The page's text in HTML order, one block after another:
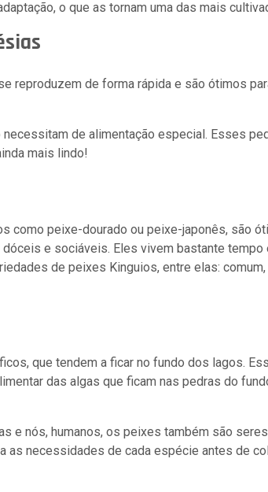
o que as tornam uma das mais
reproduzem de forma rápida e são ótimos
de alimentação especial. Esses
mais lindo!
como peixe-dourado ou peixe-japonês, são
e sociáveis. Eles vivem bastante tempo
de peixes Kinguios, entre elas:
que tendem a ficar no fundo dos lagos.
das algas que ficam nas pedras do
e nós, humanos, os peixes também são
as necessidades de cada espécie antes de